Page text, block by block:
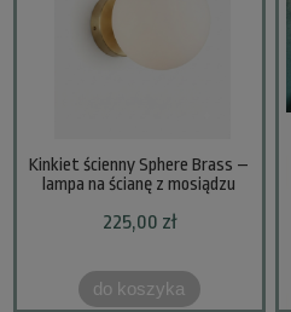
Kinkiet ścienny Sphere Brass –
lampa na ścianę z mosiądzu
225,00 zł
do koszyka